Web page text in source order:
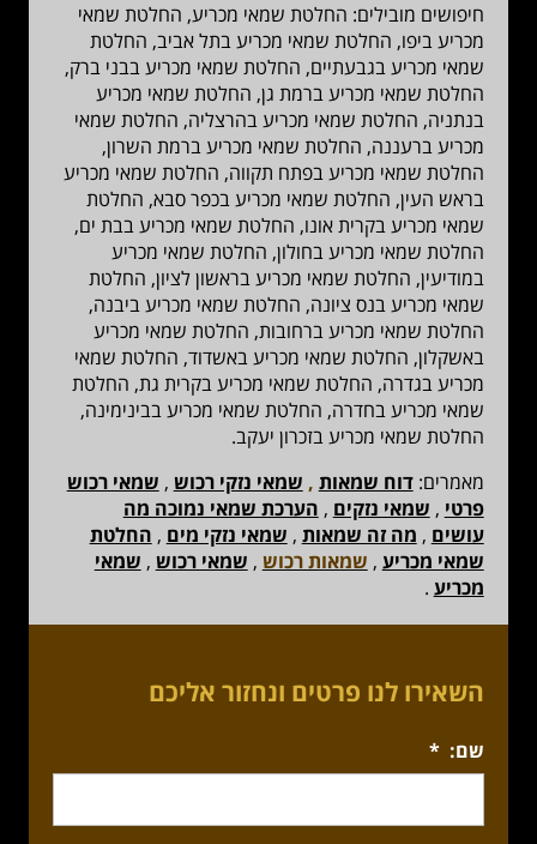
חיפושים מובילים: החלטת שמאי מכריע, החלטת שמאי
מכריע ביפו, החלטת שמאי מכריע בתל אביב, החלטת
שמאי מכריע בגבעתיים, החלטת שמאי מכריע בבני ברק,
החלטת שמאי מכריע ברמת גן, החלטת שמאי מכריע
בנתניה, החלטת שמאי מכריע בהרצליה, החלטת שמאי
מכריע ברעננה, החלטת שמאי מכריע ברמת השרון,
החלטת שמאי מכריע בפתח תקווה, החלטת שמאי מכריע
בראש העין, החלטת שמאי מכריע בכפר סבא, החלטת
שמאי מכריע בקרית אונו, החלטת שמאי מכריע בבת ים,
החלטת שמאי מכריע בחולון, החלטת שמאי מכריע
במודיעין, החלטת שמאי מכריע בראשון לציון, החלטת
שמאי מכריע בנס ציונה, החלטת שמאי מכריע ביבנה,
החלטת שמאי מכריע ברחובות, החלטת שמאי מכריע
באשקלון, החלטת שמאי מכריע באשדוד, החלטת שמאי
מכריע בגדרה, החלטת שמאי מכריע בקרית גת, החלטת
שמאי מכריע בחדרה, החלטת שמאי מכריע בבינימינה,
החלטת שמאי מכריע בזכרון יעקב.
מאמרים:דוח שמאות , שמאי נזקי רכוש , שמאי רכוש
פרטי , שמאי נזקים , הערכת שמאי נמוכה מה
עושים , מה זה שמאות , שמאי נזקי מים , החלטת
שמאי מכריע , שמאות רכוש , שמאי רכוש , שמאי
מכריע .
השאירו לנו פרטים ונחזור אליכם
שם: *